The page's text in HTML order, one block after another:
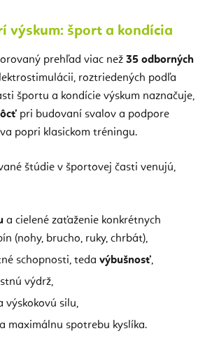
výskum: šport a kondícia
prehľad viac než 35 odborných
roztriedených podľa
športu a kondície výskum naznačuje,
pri budovaní svalov a podpore
popri klasickom tréningu.
štúdie v športovej časti venujú,
a cielené zaťaženie konkrétnych
(nohy, brucho, ruky, chrbát),
schopnosti, teda výbušnosť,
výdrž,
výskokovú silu,
maximálnu spotrebu kyslíka.